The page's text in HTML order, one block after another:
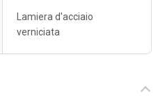
Lamiera d'acciaio
verniciata